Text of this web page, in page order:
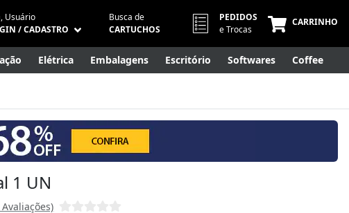
Usuário
/ CADASTRO
Busca de
CARTUCHOS
PEDIDOS
e Trocas
CARRINHO
Elétrica Embalagens Escritório Softwares Coffee
1 UN
Avaliações)